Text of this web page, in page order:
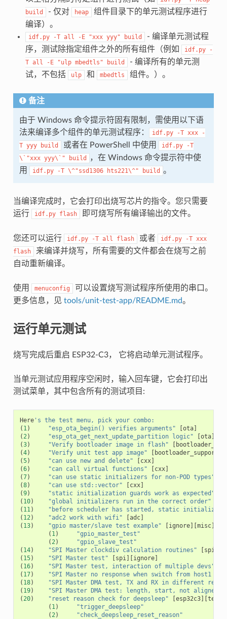
build
- 仅对 heap
组件目录下的单元测试程序进行
编译）。
idf.py -T all -E "xxx yyy" build
- 编译单元测试程
序，测试除指定组件之外的所有组件（例如
idf.py
-
T all -E "ulp mbedtls" build
- 编译所有的单元测
试，不包括
ulp 和 mbedtls 组件。）。
备注
由于 Windows 命令提示符固有限制，需使用以下语
法来编译多个组件的单元测试程序：
idf.py -T xxx
-
T yyy build 或者在 PowerShell 中使用 idf.py
-T
\`"xxx yyy\`" build
，在 Windows 命令提示符中使
用
idf.py -T \^"ssd1306 hts221\^" build 。
当编译完成时，它会打印出烧写芯片的指令。您只需要
运行
idf.py flash 即可烧写所有编译输出的文件。
您还可以运行 idf.py -T all flash 或者 idf.py -T xxx
flash
来编译并烧写，所有需要的文件都会在烧写之前
自动重新编译。
使用 menuconfig
可以设置烧写测试程序所使用的串口。
更多信息，见 tools/unit-test-app/README.md。
运行单元测试
烧写完成后重启 ESP32-C3， 它将启动单元测试程序。
当单元测试应用程序空闲时，输入回车键，它会打印出
测试菜单，其中包含所有的测试项目:
Here's the test menu, pick your combo:
( 1) "esp_ota_begin() verifies arguments" [ota]
(2) "esp_ota_get_next_update_partition logic" [ota]
(3) "Verify bootloader image in flash" [
(4) "Verify unit test app image" [ bootloader_support
(5) "can use new and delete" [cxx]
(6) "can call virtual functions" [cxx]
(7) "can use static initializers for non-POD types"
(8) "can use std::vector" [cxx]
(9) "static initialization guards work as expected"
( 10) "global initializers run in the correct order"
( 11)
"before scheduler has started, static initializers
( 12) "adc2 work with wifi" [adc]
( 13) "gpio master/slave test example" [ignore][misc][
( 1)
"gpio_master_test"
(2)
"gpio_slave_test"
( 14) "SPI Master clockdiv calculation routines" [spi
( 15) "SPI Master test" [spi][ignore]
( 16) "SPI Master test, interaction of multiple devs"
( 17)
"SPI Master no response when switch from host1
( 18)
"SPI Master DMA test, TX and RX in different
( 19) "SPI Master DMA test: length, start, not aligned"
(20) "reset reason check for deepsleep" [esp32c3][
( 1)
"trigger_deepsleep"
(2) "check_deepsleep_reset_reason"